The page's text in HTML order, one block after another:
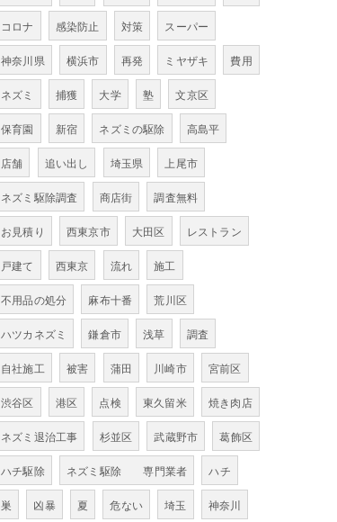
コロナ 感染防止 対策 スーパー
神奈川県 横浜市 再発 ミヤザキ 費用
ネズミ 捕獲 大学 塾 文京区
保育園 新宿 ネズミの駆除 高島平
店舗 追い出し 埼玉県 上尾市
ネズミ駆除調査 商店街 調査無料
お見積り 西東京市 大田区 レストラン
戸建て 西東京 流れ 施工
不用品の処分 麻布十番 荒川区
ハツカネズミ 鎌倉市 浅草 調査
自社施工 被害 蒲田 川崎市 宮前区
渋谷区 港区 点検 東久留米 焼き肉店
ネズミ退治工事 杉並区 武蔵野市 葛飾区
ハチ駆除 ネズミ駆除 専門業者 ハチ
巣 凶暴 夏 危ない 埼玉 神奈川